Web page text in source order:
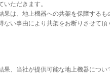
いただきます。
果は、地上機器への共架を保障するも
ない事由により共架をお断りさせて頂
果、当社が提供可能な地上機器につい